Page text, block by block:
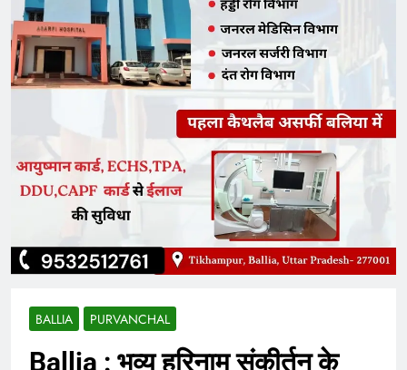
BALLIA PURVANCHAL
Ballia : भव्य हरिनाम संकीर्तन के